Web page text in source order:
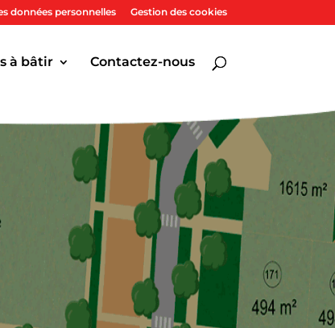
données personnelles Gestion des cookies
à bâtir Contactez-nous